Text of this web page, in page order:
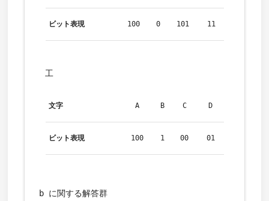
ビット表現 100 0 101 11
工
文字 A B C D
ビット表現 100 1 00 01
b に関する解答群